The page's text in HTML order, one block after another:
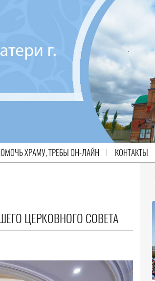
ХРАМУ, ТРЕБЫ ОН-ЛАЙН КОНТАКТЫ
ЦЕРКОВНОГО СОВЕТА